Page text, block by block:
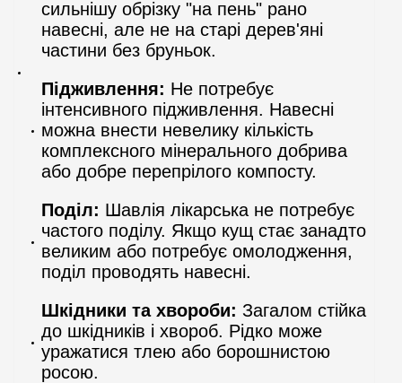
сильнішу обрізку "на пень" рано
навесні, але не на старі дерев'яні
частини без бруньок.
Підживлення: Не потребує
інтенсивного підживлення. Навесні
можна внести невелику кількість
комплексного мінерального добрива
або добре перепрілого компосту.
Поділ: Шавлія лікарська не потребує
частого поділу. Якщо кущ стає занадто
великим або потребує омолодження,
поділ проводять навесні.
Шкідники та хвороби: Загалом стійка
до шкідників і хвороб. Рідко може
уражатися тлею або борошнистою
росою.